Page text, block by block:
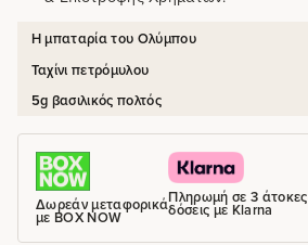
Η μπαταρία του Ολύμπου
Ταχίνι πετρόμυλου
5g βασιλικός πολτός
Δωρεάν μεταφορικά
με BOX NOW
Πληρωμή σε 3 άτοκες
δόσεις με Klarna